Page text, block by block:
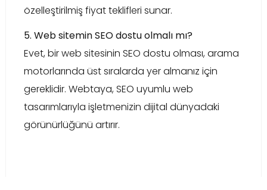
özelleştirilmiş fiyat teklifleri sunar.
5. Web sitemin SEO dostu olmalı mı?
Evet, bir web sitesinin SEO dostu olması, arama
motorlarında üst sıralarda yer almanız için
gereklidir. Webtaya, SEO uyumlu web
tasarımlarıyla işletmenizin dijital dünyadaki
görünürlüğünü artırır.